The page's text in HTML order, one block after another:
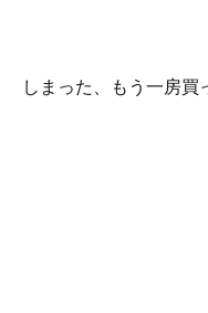
しまった、もう一房買